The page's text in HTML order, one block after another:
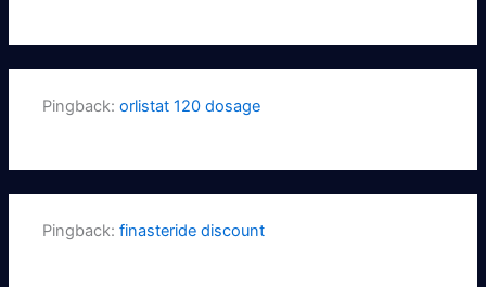
Pingback:orlistat 120 dosage
Pingback:finasteride discount